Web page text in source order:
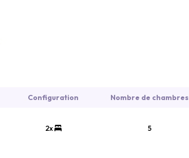
Configuration Nombre de chambres
2x 5